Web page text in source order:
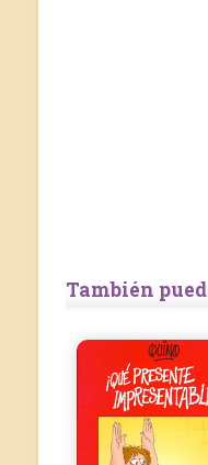
También